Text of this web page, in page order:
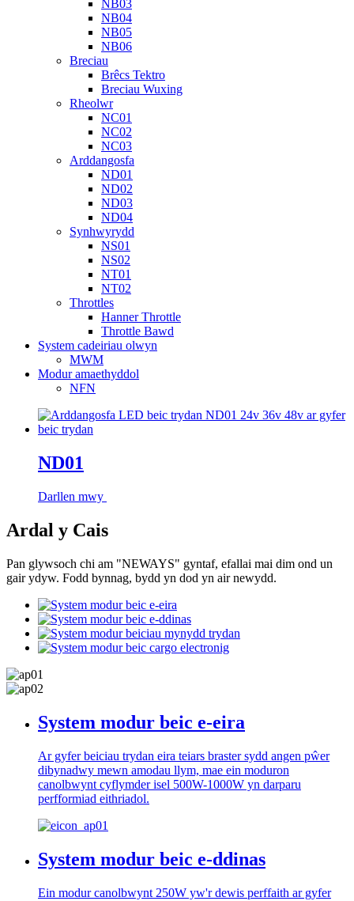
NB03
NB04
NB05
NB06
Breciau
Brêcs Tektro
Breciau Wuxing
Rheolwr
NC01
NC02
NC03
Arddangosfa
ND01
ND02
ND03
ND04
Synhwyrydd
NS01
NS02
NT01
NT02
Throttles
Hanner Throttle
Throttle Bawd
System cadeiriau olwyn
MWM
Modur amaethyddol
NFN
ND01
Darllen mwy
Ardal y Cais
Pan glywsoch chi am "NEWAYS" gyntaf, efallai mai dim ond un
gair ydyw. Fodd bynnag, bydd yn dod yn air newydd.
System modur beic e-eira
Ar gyfer beiciau trydan eira teiars braster sydd angen pŵer
dibynadwy mewn amodau llym, mae ein moduron
canolbwynt cyflymder isel 500W-1000W yn darparu
perfformiad eithriadol.
System modur beic e-ddinas
Ein modur canolbwynt 250W yw'r dewis perffaith ar gyfer